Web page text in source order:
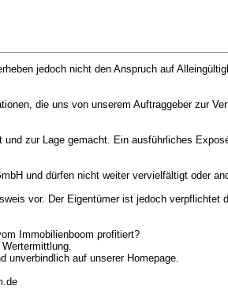
jedoch nicht den Anspruch auf
die uns von unserem Auftraggeber zur
zur Lage gemacht. Ein ausführliches
und dürfen nicht weiter vervielfältigt oder
vor. Der Eigentümer ist jedoch verpflichtet
Immobilienboom profitiert?
unverbindlich auf unserer Homepage.